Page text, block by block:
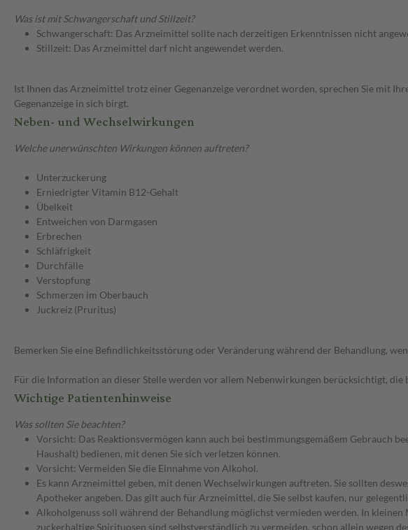
Was ist mit Schwangerschaft und Stillzeit?
Schwangerschaft: Das Arzneimittel sollte nach derzeitigen Erkenntnissen nicht
Stillzeit: Das Arzneimittel darf nicht angewendet werden.
Ist Ihnen das Arzneimittel trotz einer Gegenanzeige verordnet worden, sprechen Sie mit
Gegenanzeige in sich birgt.
Neben- und Wechselwirkungen
Welche unerwünschten Wirkungen können auftreten?
Unterzuckerung
Erniedrigter Vitamin B12-Gehalt
Übelkeit
Entweichen von Darmgasen
Erbrechen
Schläfrigkeit
Durchfälle
Verstopfung
Schmerzen im Oberbauch
Juckreiz (Pruritus)
Bemerken Sie eine Befindlichkeitsstörung oder Veränderung während der Behandlung,
Für die Information an dieser Stelle werden vor allem Nebenwirkungen berücksichtigt,
Wichtige Patientenhinweise
Was sollten Sie beachten?
Vorsicht: Das Reaktionsvermögen kann auch bei bestimmungsgemäßem Gebrauch
Haushalt) bedienen, mit denen Sie sich verletzen können.
Vorsicht: Vermeiden Sie die Einnahme von Alkohol.
Es kann Arzneimittel geben, mit denen Wechselwirkungen auftreten. Sie sollten
Apotheker angeben. Das gilt auch für Arzneimittel, die Sie selbst kaufen, nur
Alkoholgenuss soll während der Behandlung möglichst vermieden werden. In
zuckerhaltige Spirituosen sind selbstverständlich zu vermeiden, schon allein wegen